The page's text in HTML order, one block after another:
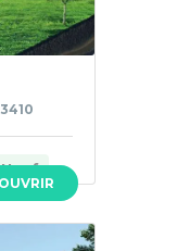
Neuf